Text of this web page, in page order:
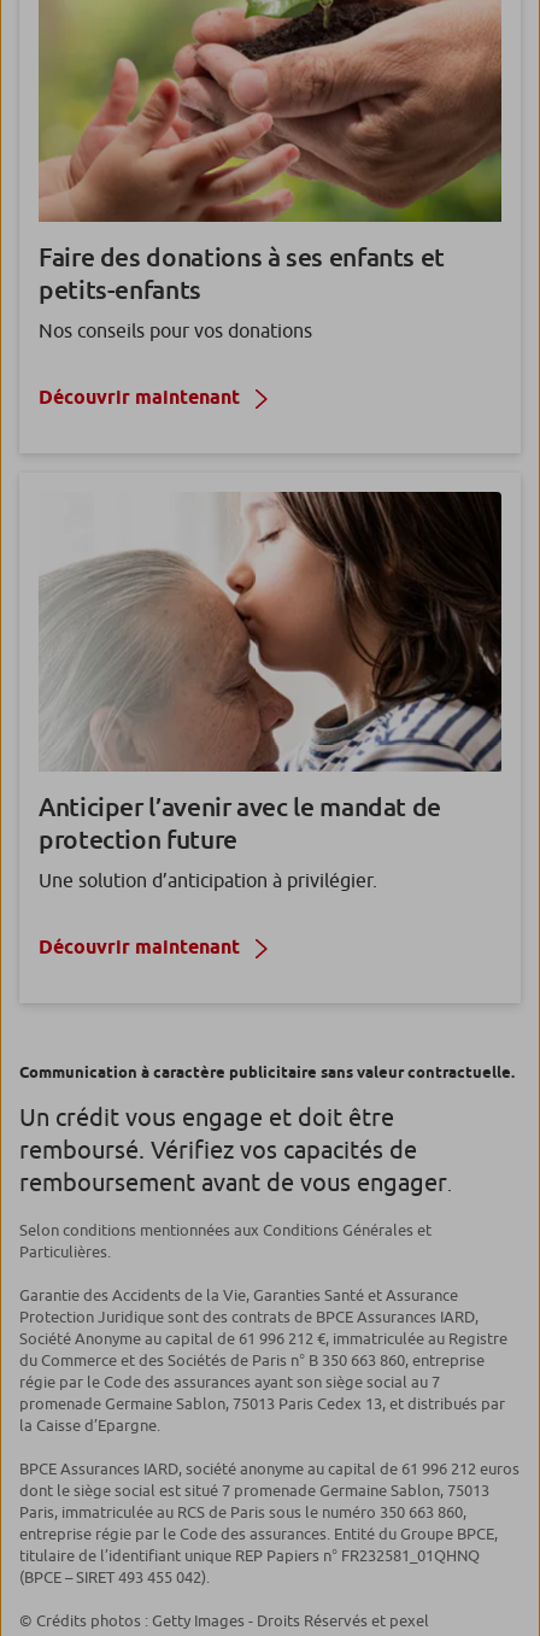
Faire des donations à ses enfants et
petits-enfants
Nos conseils pour vos donations
Découvrir maintenant
Anticiper l’avenir avec le mandat de
protection future
Une solution d’anticipation à privilégier.
Découvrir maintenant
Communication à caractère publicitaire sans valeur contractuelle.
Un crédit vous engage et doit être
remboursé. Vérifiez vos capacités de
remboursement avant de vous engager
Selon conditions mentionnées aux Conditions Générales et
Particulières.
Garantie des Accidents de la Vie, Garanties Santé et Assurance
Protection Juridique sont des contrats de BPCE Assurances IARD,
Société Anonyme au capital de 61 996 212 €, immatriculée au Registre
du Commerce et des Sociétés de Paris n° B 350 663 860, entreprise
régie par le Code des assurances ayant son siège social au 7
promenade Germaine Sablon, 75013 Paris Cedex 13, et distribués par
la Caisse d’Epargne.
BPCE Assurances IARD, société anonyme au capital de 61 996 212 euros
dont le siège social est situé 7 promenade Germaine Sablon, 75013
Paris, immatriculée au RCS de Paris sous le numéro 350 663 860,
entreprise régie par le Code des assurances. Entité du Groupe BPCE,
titulaire de l’identifiant unique REP Papiers n° FR232581_01QHNQ
(BPCE – SIRET 493 455 042).
© Crédits photos : Getty Images - Droits Réservés et pexel